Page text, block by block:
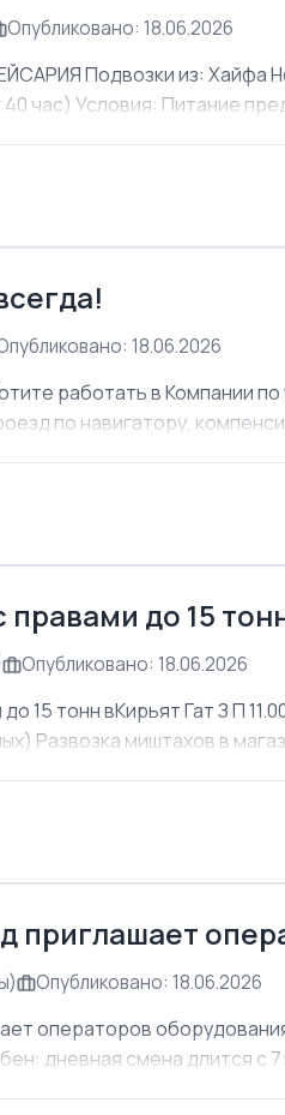
Опубликовано: 18.06.2026
Подвозки из: Хайфа
час) Условия: Питание
18.06.2026
работать в Компании
по навигатору,
до 15
Опубликовано: 18.06.2026
15 тонн вКирьят Гат З П
Развозка миштахов в
приглашает
Опубликовано: 18.06.2026
операторов
дневная смена длится с